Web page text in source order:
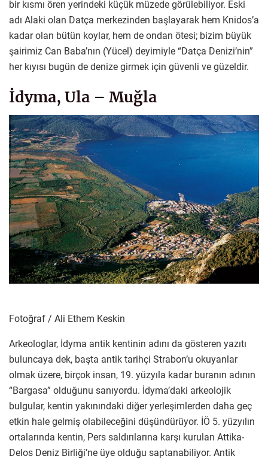
bir kısmı ören yerindeki küçük müzede görülebiliyor. Eski
adı Alaki olan Datça merkezinden başlayarak hem Knidos’a
kadar olan bütün koylar, hem de ondan ötesi; bizim büyük
şairimiz Can Baba’nın (Yücel) deyimiyle “Datça Denizi’nin”
her kıyısı bugün de denize girmek için güvenli ve güzeldir.
İdyma, Ula – Muğla
Fotoğraf / Ali Ethem Keskin
Arkeologlar, İdyma antik kentinin adını da gösteren yazıtı
buluncaya dek, başta antik tarihçi Strabon’u okuyanlar
olmak üzere, birçok insan, 19. yüzyıla kadar buranın adının
“Bargasa” olduğunu sanıyordu. İdyma’daki arkeolojik
bulgular, kentin yakınındaki diğer yerleşimlerden daha geç
etkin hale gelmiş olabileceğini düşündürüyor. İÖ 5. yüzyılın
ortalarında kentin, Pers saldırılarına karşı kurulan Attika-
Delos Deniz Birliği’ne üye olduğu saptanabiliyor. Antik